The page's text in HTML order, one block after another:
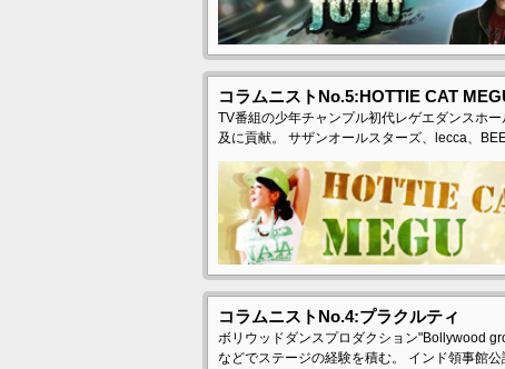
コラムニストNo.5:HOTTIE CAT
TV番組の少年チャンプル初代レゲエダンスホ
及に貢献。 サザンオールスターズ、lecca、
コラムニストNo.4:プラクルティ
ボリウッドダンスプロダクション"Bollywood
などでステージの経験を積む。 インド領事館